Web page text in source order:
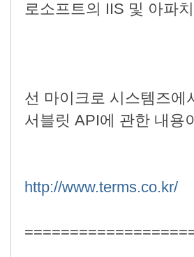
로소프트의 IIS 및 아파
선 마이크로 시스템즈에
서블릿 API에 관한 내용
http://www.terms.co.kr/